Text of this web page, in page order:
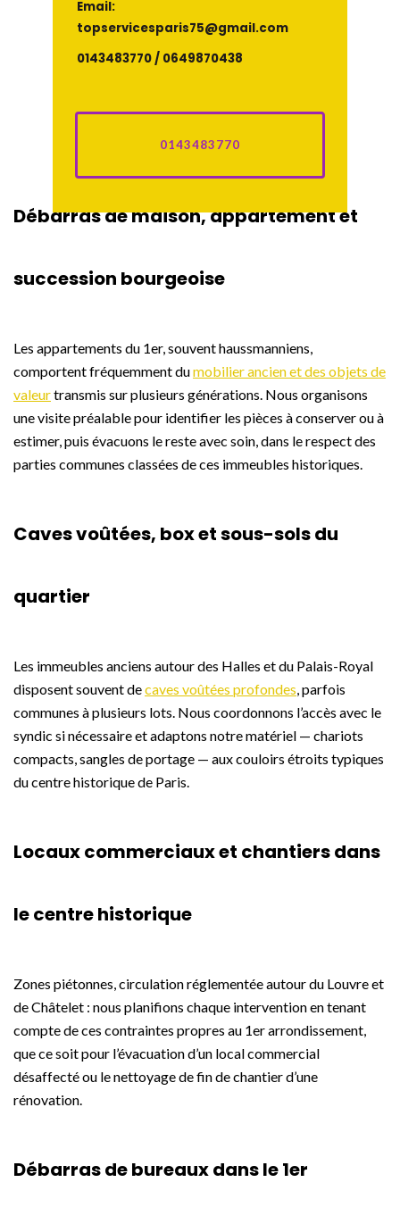
Email:
topservicesparis75@gmail.com
0143483770 / 0649870438
0143483770
Débarras de maison, appartement et
succession bourgeoise
Les appartements du 1er, souvent haussmanniens,
comportent fréquemment dumobilier ancien et des objets de
valeurtransmis sur plusieurs générations. Nous organisons
une visite préalable pour identifier les pièces à conserver ou à
estimer, puis évacuons le reste avec soin, dans le respect des
parties communes classées de ces immeubles historiques.
Caves voûtées, box et sous-sols du
quartier
Les immeubles anciens autour des Halles et du Palais-Royal
disposent souvent decaves voûtées profondes , parfois
communes à plusieurs lots. Nous coordonnons l’accès avec le
syndic si nécessaire et adaptons notre matériel — chariots
compacts, sangles de portage — aux couloirs étroits typiques
du centre historique de Paris.
Locaux commerciaux et chantiers dans
le centre historique
Zones piétonnes, circulation réglementée autour du Louvre et
de Châtelet : nous planifions chaque intervention en tenant
compte de ces contraintes propres au 1er arrondissement,
que ce soit pour l’évacuation d’un local commercial
désaffecté ou le nettoyage de fin de chantier d’une
rénovation.
Débarras de bureaux dans le 1er